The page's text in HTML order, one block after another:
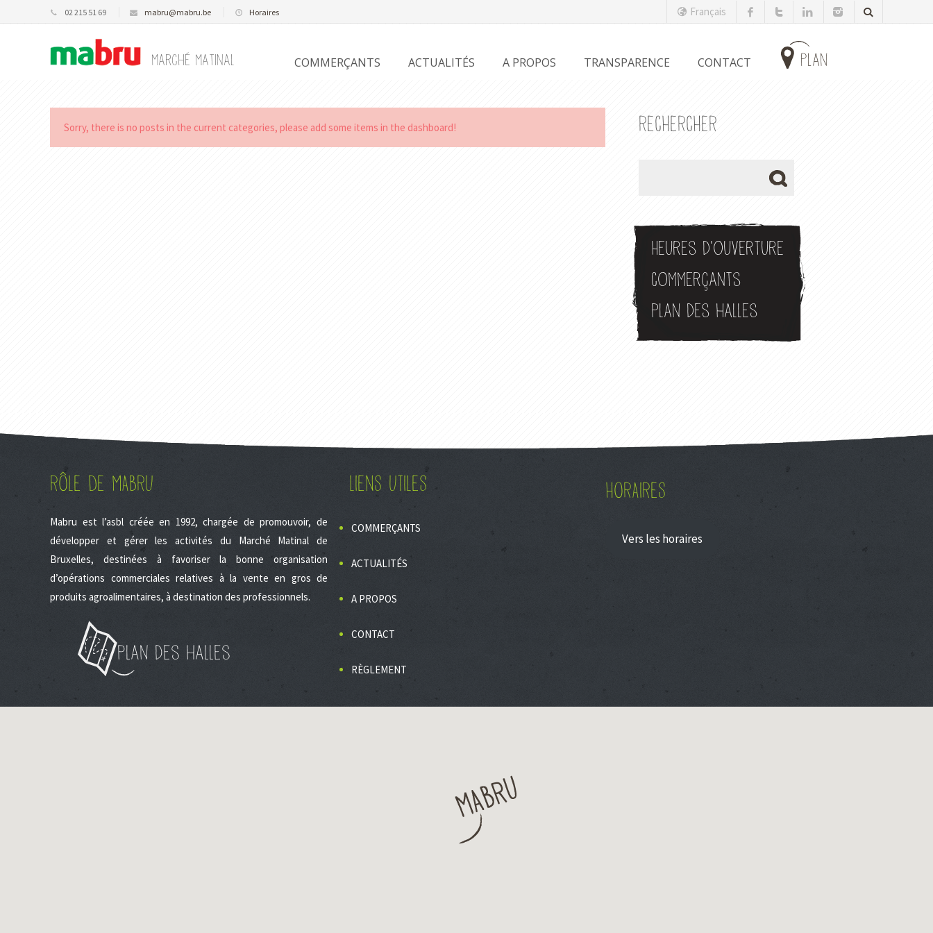
02 215 51 69 mabru@mabru.be Horaires Français
plan
Marché Matinal COMMERÇANTS ACTUALITÉS A PROPOS TRANSPARENCE CONTACT
Sorry, there is no posts in the current categories, please add some items in the dashboard! RECHERCHER
Heures d'ouverture
Commerçants
Plan des halles
RÔLE DE MABRU
Mabru est l’asbl créée en 1992, chargée de promouvoir, de
développer et gérer les activités du Marché Matinal de
Bruxelles, destinées à favoriser la bonne organisation
d’opérations commerciales relatives à la vente en gros de
produits agroalimentaires, à destination des professionnels.
Plan des halles
LIENS UTILES
COMMERÇANTS
ACTUALITÉS
A PROPOS
CONTACT
RÈGLEMENT
HORAIRES
Vers les horaires